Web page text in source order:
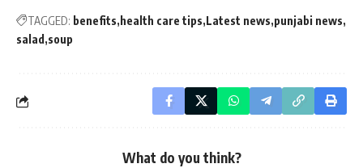
TAGGED: benefits health care tips Latest news punjabi news
salad soup
What do you think?